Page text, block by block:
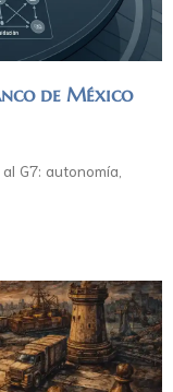
de México
G7: autonomía,